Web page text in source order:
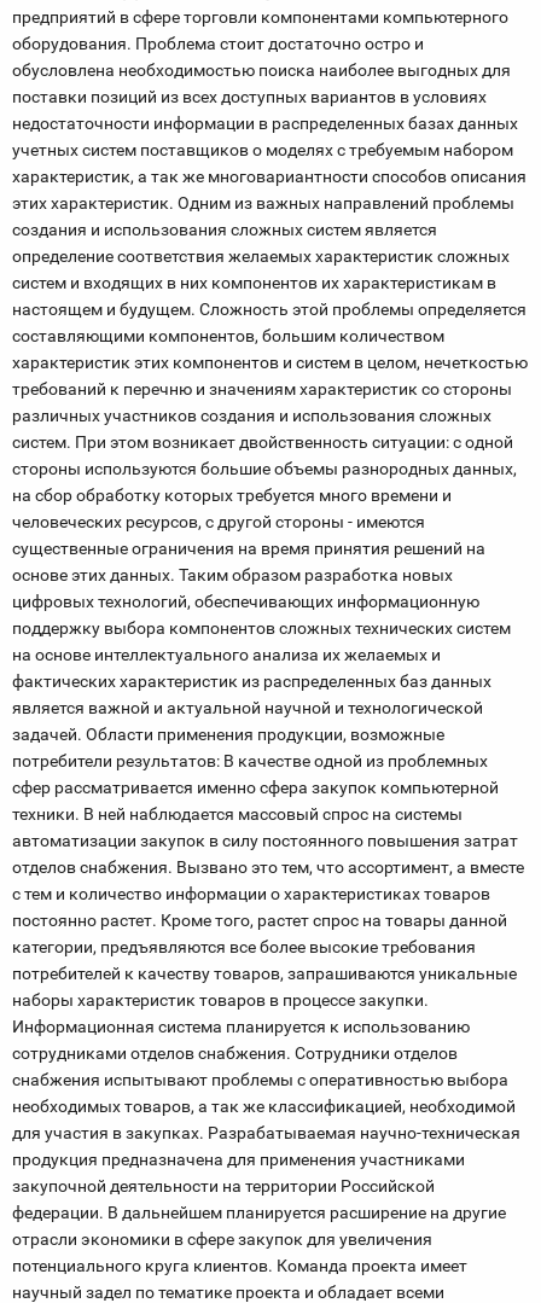
предприятий в сфере торговли компонентами компьютерного
оборудования. Проблема стоит достаточно остро и
обусловлена необходимостью поиска наиболее выгодных для
поставки позиций из всех доступных вариантов в условиях
недостаточности информации в распределенных базах данных
учетных систем поставщиков о моделях с требуемым набором
характеристик, а так же многовариантности способов описания
этих характеристик. Одним из важных направлений проблемы
создания и использования сложных систем является
определение соответствия желаемых характеристик сложных
систем и входящих в них компонентов их характеристикам в
настоящем и будущем. Сложность этой проблемы определяется
составляющими компонентов, большим количеством
характеристик этих компонентов и систем в целом, нечеткостью
требований к перечню и значениям характеристик со стороны
различных участников создания и использования сложных
систем. При этом возникает двойственность ситуации: с одной
стороны используются большие объемы разнородных данных,
на сбор обработку которых требуется много времени и
человеческих ресурсов, с другой стороны - имеются
существенные ограничения на время принятия решений на
основе этих данных. Таким образом разработка новых
цифровых технологий, обеспечивающих информационную
поддержку выбора компонентов сложных технических систем
на основе интеллектуального анализа их желаемых и
фактических характеристик из распределенных баз данных
является важной и актуальной научной и технологической
задачей. Области применения продукции, возможные
потребители результатов: В качестве одной из проблемных
сфер рассматривается именно сфера закупок компьютерной
техники. В ней наблюдается массовый спрос на системы
автоматизации закупок в силу постоянного повышения затрат
отделов снабжения. Вызвано это тем, что ассортимент, а вместе
с тем и количество информации о характеристиках товаров
постоянно растет. Кроме того, растет спрос на товары данной
категории, предъявляются все более высокие требования
потребителей к качеству товаров, запрашиваются уникальные
наборы характеристик товаров в процессе закупки.
Информационная система планируется к использованию
сотрудниками отделов снабжения. Сотрудники отделов
снабжения испытывают проблемы с оперативностью выбора
необходимых товаров, а так же классификацией, необходимой
для участия в закупках. Разрабатываемая научно-техническая
продукция предназначена для применения участниками
закупочной деятельности на территории Российской
федерации. В дальнейшем планируется расширение на другие
отрасли экономики в сфере закупок для увеличения
потенциального круга клиентов. Команда проекта имеет
научный задел по тематике проекта и обладает всеми